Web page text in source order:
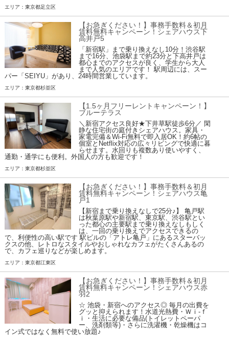
エリア：東京都足立区
【お急ぎください！】事務手数料＆初月
賃料無料キャンペーン！シェアハウス下
高井戸5
「新宿駅」まで乗り換えなし10分！渋谷駅
まで16分、池袋駅まで約23分と下高井戸は
都心までのアクセスが良く、学生から大人
まで人気のエリアです！ 駅周辺には、スー
パー「SEIYU」があり、24時間営業しています。
エリア：東京都杉並区
【1.5ヶ月フリーレントキャンペーン！】
ブルーテラス
＼新宿アクセス良好★下井草駅徒歩6分／ 閑
静な住宅街の庭付きシェアハウス。家具・
家電完備＆Wi-Fi無料で即入居OK！約6帖の
個室とNetflix対応の広々リビングで快適に暮
らせます。水回りも複数あり使いやすく、
通勤・通学にも便利。外国人の方も歓迎です！
エリア：東京都杉並区
【お急ぎください！】事務手数料＆初月
賃料無料キャンペーン！シェアハウス亀
戸1
【新宿まで乗り換えなしで25分♪】 亀戸駅
は秋葉原駅や新宿駅、東京駅、渋谷駅とい
った都心の主要駅まで乗り換えなしもしく
は、一回の乗り換えでアクセスできるの
で、利便性の高い駅です 駅ビルの「アトレ亀戸」にあるスターバッ
クスの他、レトロなスタイルやおしゃれなカフェがたくさんあるの
で、カフェ巡りなどが楽しめます。
エリア：東京都江東区
【お急ぎください！】事務手数料＆初月
賃料無料キャンペーン！シェアハウス赤
羽2
☆ 池袋・新宿へのアクセス◎ 毎月の出費を
グッと抑えられます！水道光熱費・Ｗｉ-ｆ
ｉ・生活に必要な備品(トイレットペーパ
ー、洗剤類等)・さらに洗濯機・乾燥機はコ
イン式ではなく無料で使い放題♪